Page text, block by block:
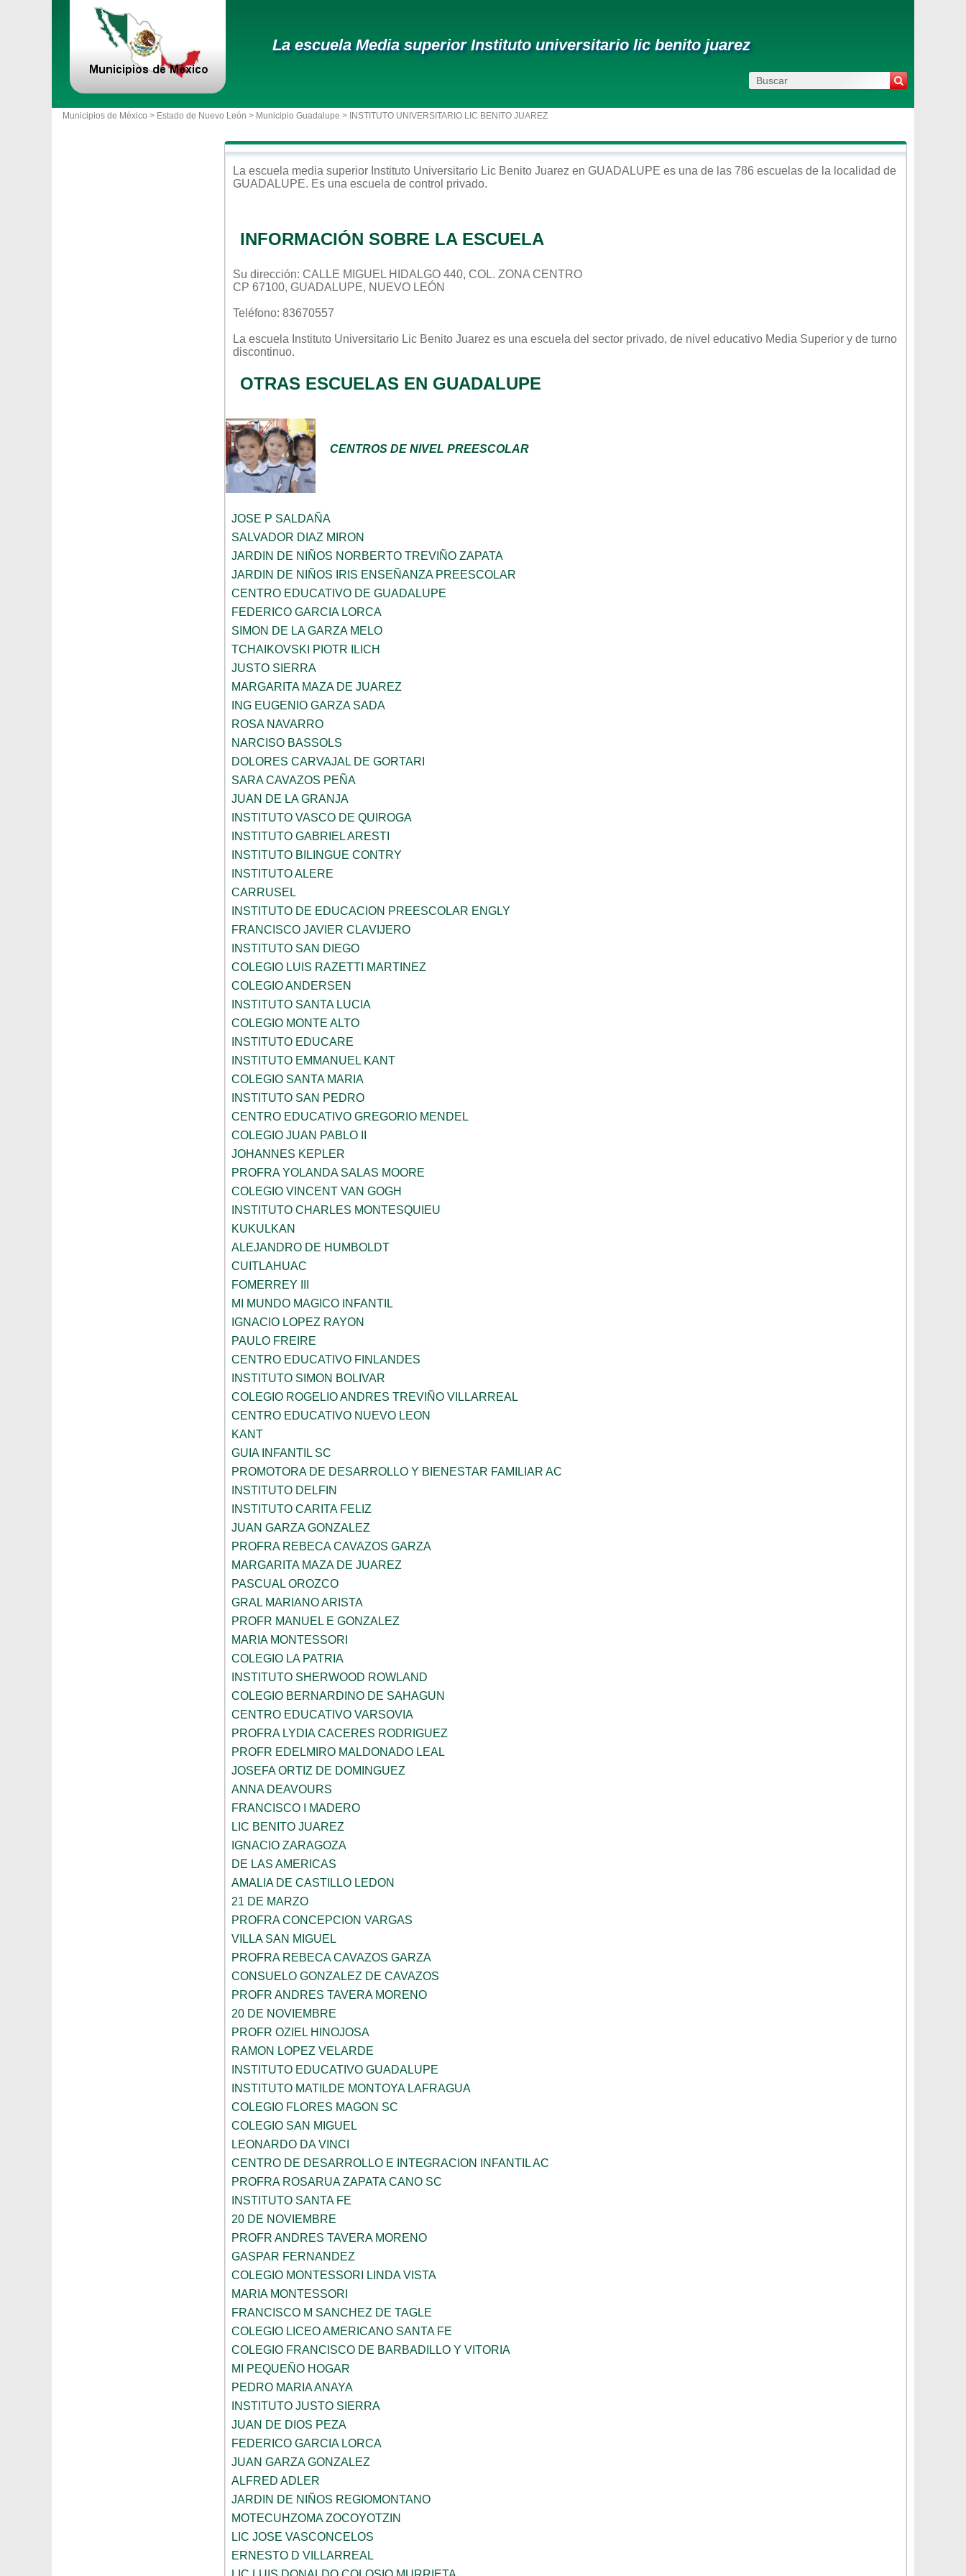
La escuela Media superior Instituto universitario lic benito juarez
Municipios de México > Estado de Nuevo León > Municipio Guadalupe > INSTITUTO UNIVERSITARIO LIC BENITO JUAREZ
La escuela media superior Instituto Universitario Lic Benito Juarez en GUADALUPE es una de las 786 escuelas de la localidad de
GUADALUPE. Es una escuela de control privado.
INFORMACIÓN SOBRE LA ESCUELA
Su dirección: CALLE MIGUEL HIDALGO 440, COL. ZONA CENTRO
CP 67100, GUADALUPE, NUEVO LEÓN
Teléfono: 83670557
La escuela Instituto Universitario Lic Benito Juarez es una escuela del sector privado, de nivel educativo Media Superior y de turno
discontinuo.
OTRAS ESCUELAS EN GUADALUPE
CENTROS DE NIVEL PREESCOLAR
JOSE P SALDAÑA
SALVADOR DIAZ MIRON
JARDIN DE NIÑOS NORBERTO TREVIÑO ZAPATA
JARDIN DE NIÑOS IRIS ENSEÑANZA PREESCOLAR
CENTRO EDUCATIVO DE GUADALUPE
FEDERICO GARCIA LORCA
SIMON DE LA GARZA MELO
TCHAIKOVSKI PIOTR ILICH
JUSTO SIERRA
MARGARITA MAZA DE JUAREZ
ING EUGENIO GARZA SADA
ROSA NAVARRO
NARCISO BASSOLS
DOLORES CARVAJAL DE GORTARI
SARA CAVAZOS PEÑA
JUAN DE LA GRANJA
INSTITUTO VASCO DE QUIROGA
INSTITUTO GABRIEL ARESTI
INSTITUTO BILINGUE CONTRY
INSTITUTO ALERE
CARRUSEL
INSTITUTO DE EDUCACION PREESCOLAR ENGLY
FRANCISCO JAVIER CLAVIJERO
INSTITUTO SAN DIEGO
COLEGIO LUIS RAZETTI MARTINEZ
COLEGIO ANDERSEN
INSTITUTO SANTA LUCIA
COLEGIO MONTE ALTO
INSTITUTO EDUCARE
INSTITUTO EMMANUEL KANT
COLEGIO SANTA MARIA
INSTITUTO SAN PEDRO
CENTRO EDUCATIVO GREGORIO MENDEL
COLEGIO JUAN PABLO II
JOHANNES KEPLER
PROFRA YOLANDA SALAS MOORE
COLEGIO VINCENT VAN GOGH
INSTITUTO CHARLES MONTESQUIEU
KUKULKAN
ALEJANDRO DE HUMBOLDT
CUITLAHUAC
FOMERREY III
MI MUNDO MAGICO INFANTIL
IGNACIO LOPEZ RAYON
PAULO FREIRE
CENTRO EDUCATIVO FINLANDES
INSTITUTO SIMON BOLIVAR
COLEGIO ROGELIO ANDRES TREVIÑO VILLARREAL
CENTRO EDUCATIVO NUEVO LEON
KANT
GUIA INFANTIL SC
PROMOTORA DE DESARROLLO Y BIENESTAR FAMILIAR AC
INSTITUTO DELFIN
INSTITUTO CARITA FELIZ
JUAN GARZA GONZALEZ
PROFRA REBECA CAVAZOS GARZA
MARGARITA MAZA DE JUAREZ
PASCUAL OROZCO
GRAL MARIANO ARISTA
PROFR MANUEL E GONZALEZ
MARIA MONTESSORI
COLEGIO LA PATRIA
INSTITUTO SHERWOOD ROWLAND
COLEGIO BERNARDINO DE SAHAGUN
CENTRO EDUCATIVO VARSOVIA
PROFRA LYDIA CACERES RODRIGUEZ
PROFR EDELMIRO MALDONADO LEAL
JOSEFA ORTIZ DE DOMINGUEZ
ANNA DEAVOURS
FRANCISCO I MADERO
LIC BENITO JUAREZ
IGNACIO ZARAGOZA
DE LAS AMERICAS
AMALIA DE CASTILLO LEDON
21 DE MARZO
PROFRA CONCEPCION VARGAS
VILLA SAN MIGUEL
PROFRA REBECA CAVAZOS GARZA
CONSUELO GONZALEZ DE CAVAZOS
PROFR ANDRES TAVERA MORENO
20 DE NOVIEMBRE
PROFR OZIEL HINOJOSA
RAMON LOPEZ VELARDE
INSTITUTO EDUCATIVO GUADALUPE
INSTITUTO MATILDE MONTOYA LAFRAGUA
COLEGIO FLORES MAGON SC
COLEGIO SAN MIGUEL
LEONARDO DA VINCI
CENTRO DE DESARROLLO E INTEGRACION INFANTIL AC
PROFRA ROSARUA ZAPATA CANO SC
INSTITUTO SANTA FE
20 DE NOVIEMBRE
PROFR ANDRES TAVERA MORENO
GASPAR FERNANDEZ
COLEGIO MONTESSORI LINDA VISTA
MARIA MONTESSORI
FRANCISCO M SANCHEZ DE TAGLE
COLEGIO LICEO AMERICANO SANTA FE
COLEGIO FRANCISCO DE BARBADILLO Y VITORIA
MI PEQUEÑO HOGAR
PEDRO MARIA ANAYA
INSTITUTO JUSTO SIERRA
JUAN DE DIOS PEZA
FEDERICO GARCIA LORCA
JUAN GARZA GONZALEZ
ALFRED ADLER
JARDIN DE NIÑOS REGIOMONTANO
MOTECUHZOMA ZOCOYOTZIN
LIC JOSE VASCONCELOS
ERNESTO D VILLARREAL